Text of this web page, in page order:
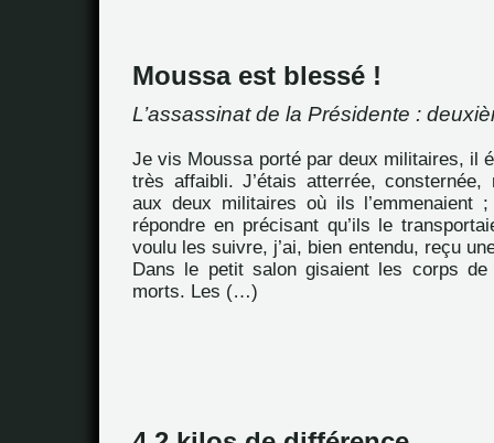
Moussa est blessé !
L’assassinat de la Présidente :
Je vis Moussa porté par deux militaires, il
très affaibli. J’étais atterrée, consternée,
aux deux militaires où ils l’emmenaient
répondre en précisant qu’ils le
voulu les suivre, j’ai, bien entendu, reçu
Dans le petit salon gisaient les corps
morts. Les (…)